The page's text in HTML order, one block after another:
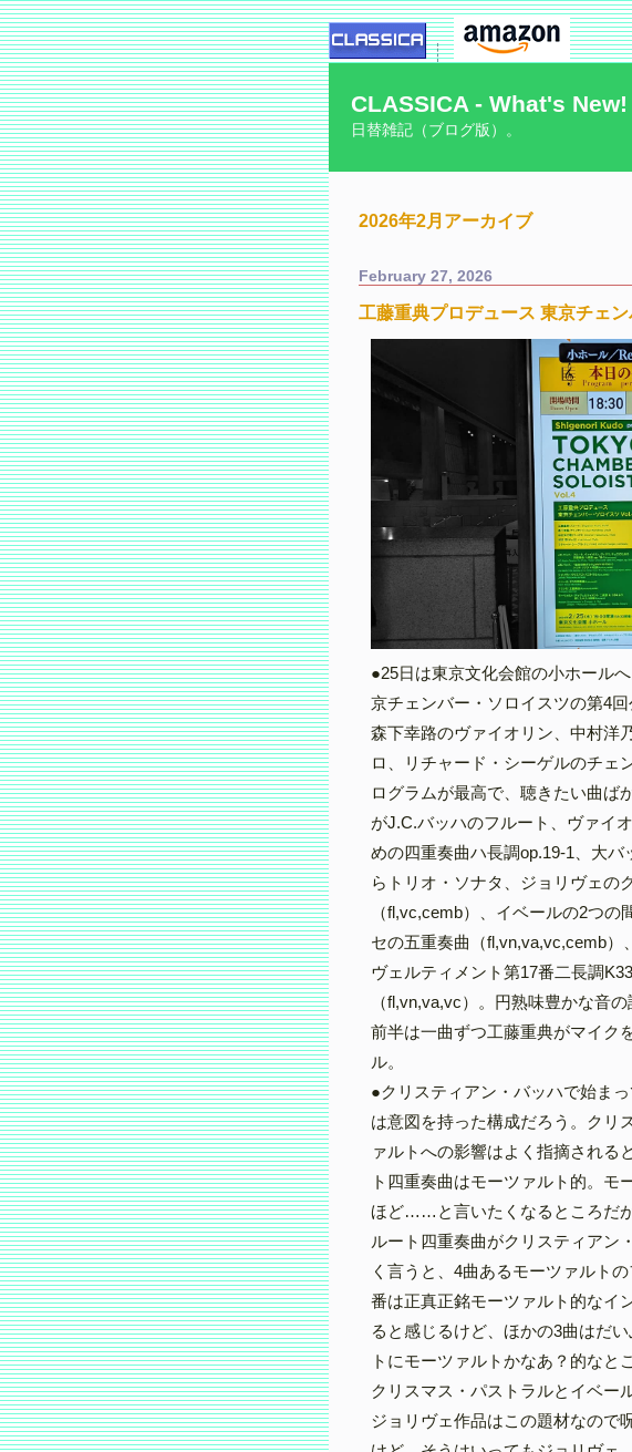
CLASSICA - What's New!
日替雑記（ブログ版）。
2026年2月アーカイブ
February 27, 2026
工藤重典プロデュース 東京チェ
●25日は東京文化会館の小ホール
京チェンバー・ソロイスツの第4回
森下幸路のヴァイオリン、中村洋
ロ、リチャード・シーゲルのチェ
ログラムが最高で、聴きたい曲ば
がJ.C.バッハのフルート、ヴァイ
めの四重奏曲ハ長調op.19-1、大
らトリオ・ソナタ、ジョリヴェの
（fl,vc,cemb）、イベールの2つ
セの五重奏曲（fl,vn,va,vc,cemb）
ヴェルティメント第17番二長調
（fl,vn,va,vc）。円熟味豊かな音
前半は一曲ずつ工藤重典がマイク
ル。
●クリスティアン・バッハで始ま
は意図を持った構成だろう。クリ
ァルトへの影響はよく指摘される
ト四重奏曲はモーツァルト的。モ
ほど……と言いたくなるところだ
ルート四重奏曲がクリスティアン
く言うと、4曲あるモーツァルト
番は正真正銘モーツァルト的なイ
ると感じるけど、ほかの3曲はだ
トにモーツァルトかなあ？的なと
クリスマス・パストラルとイベー
ジョリヴェ作品はこの題材なので